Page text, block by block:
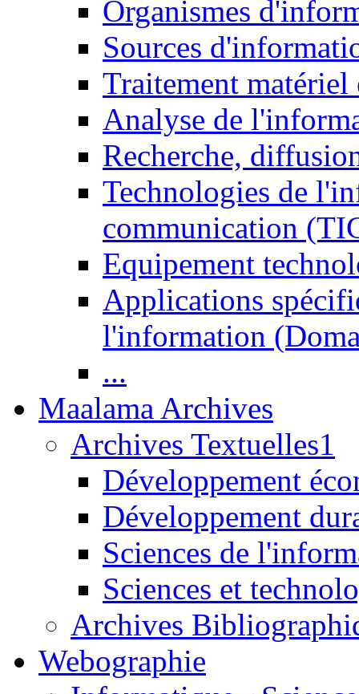
Organismes
Sources
Traitement matériel
Analyse de
Recherche,
Technologies de
communication
Equipement
Applications
l'information
...
Maalama Archives
Archives Textuelles1
Développement
Développement
Sciences de
Sciences et
Archives
Webographie